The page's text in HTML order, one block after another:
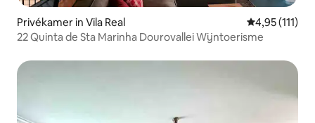
Privékamer in Vila Real Gemiddelde
4,95 (111)
22 Quinta de Sta Marinha Dourovallei Wijntoerisme